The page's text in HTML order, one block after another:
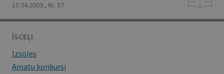
15.04.2009., Nr. 57
ĪSCEĻI
Izsoles
Amatu konkursi